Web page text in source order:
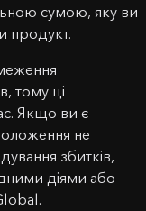
сумою, яку ви
продукт.
тому ці
Якщо ви є
не
збитків,
діями або